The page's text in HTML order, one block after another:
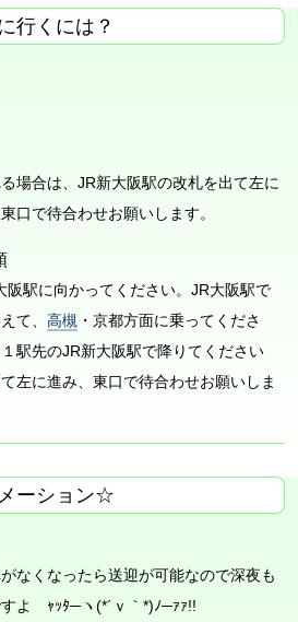
行くには？
場合は、JR新大阪駅の改札を出て左に
口で待合わせお願いします。
阪駅に向かってください。JR大阪駅で
て、 高槻 ・京都方面に乗ってくださ
駅先のJR新大阪駅で降りてください
左に進み、東口で待合わせお願いしま
ーション☆
なくなったら送迎が可能なので深夜も
よ ｬｯﾀ─ヽ(*´ｖ｀*)ﾉ─ｧｧ!!